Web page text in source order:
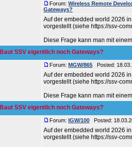
Forum: Wireless Remote
Gateways?
Auf der embedded world 2026
vorgestellt (siehe https://ssv-
Diese Frage kann man mit
Baut SSV eigentlich noch Gateways?
Forum: MGW/865 Posted:
Auf der embedded world 2026
vorgestellt (siehe https://ssv-
Diese Frage kann man mit
Baut SSV eigentlich noch Gateways?
Forum: IGW/100 Posted:
Auf der embedded world 2026
vorgestellt (siehe https://ssv-